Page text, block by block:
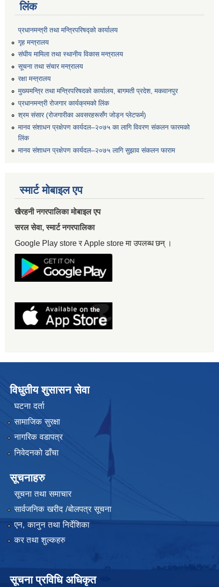
लिंक
प्रधानमन्त्री तथा मन्त्रिपरिषद्को कार्यालय
गृह मन्त्रालय
संघीय मामिला तथा स्थानीय विकास मन्त्रालय
सूचना तथा संचार मन्त्रालय
रक्षा मन्त्रालय
मुख्यमन्त्रि तथा मन्त्रिपरिषदको कार्यालय, बागमती प्रदेश, मकवानपुर
प्रधानमन्त्री रोजगार कार्यक्रमको लिंक
श्रम संसार (रोजगारीका अवसरहरूसँग जोड्न प्लेटफर्म)
मानव संशाधन प्रक्षेपण कार्यदल–२०७५ का लागि विवरण संकलन फारमको
लिंक
मानव संशाधन प्रक्षेपण कार्यदल–२०७५ लागि सुझाव संकलन फाराम
स्मार्ट मोबाइल एप
खैरहनी नगरपालिका मोबाइल एप
सरल सेवा, स्मार्ट नगरपालिका
Google Play store र Apple store मा उपलब्ध छन् ।
विधुतीय शुसासन सेवा
घटना दर्ता
सामाजिक सुरक्षा
नागरिक वडापत्र
निवेदनको ढाँचा
सूचनाहरु
सूचना तथा समाचार
सार्वजनिक खरीद /बोलपत्र सूचना
एन, कानुन तथा निर्देशिका
कर तथा शुल्कहरु
सूचना प्रविधि अधिकृत